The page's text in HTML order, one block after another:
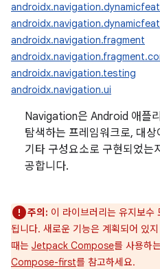
androidx.navigation.fragment
androidx.navigation.testing
androidx.navigation.ui
Navigation은 Android 애플
탐색하는 프레임워크로, 대
기타 구성요소로 구현되었는
공합니다.
주의: 이 라이브러리는 유지보수
됩니다. 새로운 기능은 계획되어 있
때는 Jetpack Compose를 사용하
Compose-first를 참고하세요.